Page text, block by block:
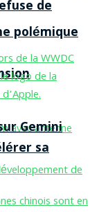
polémique
de
Gemini
sa